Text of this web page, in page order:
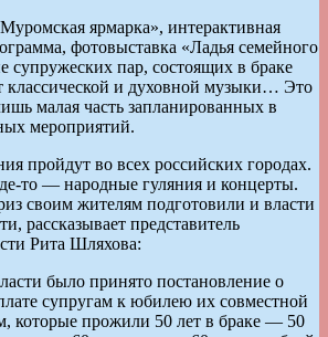
ярмарка», интерактивная
фотовыставка «Ладья семейного
супружеских пар, состоящих в браке
классической и духовной музыки… Это
малая часть запланированных в
мероприятий.
пройдут во всех российских городах.
то — народные гуляния и концерты.
своим жителям подготовили и власти
рассказывает представитель
Рита Шляхова:
было принято постановление о
супругам к юбилею их совместной
которые прожили 50 лет в браке — 50